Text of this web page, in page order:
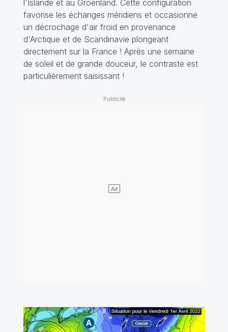
l'Islande et au Groenland. Cette configuration
favorise les échanges méridiens et occasionne
un décrochage d'air froid en provenance
d'Arctique et de Scandinavie plongeant
directement sur la France ! Après une semaine
de soleil et de grande douceur, le contraste est
particulièrement saisissant !